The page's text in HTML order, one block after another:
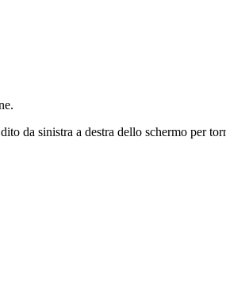
da sinistra a destra dello schermo per